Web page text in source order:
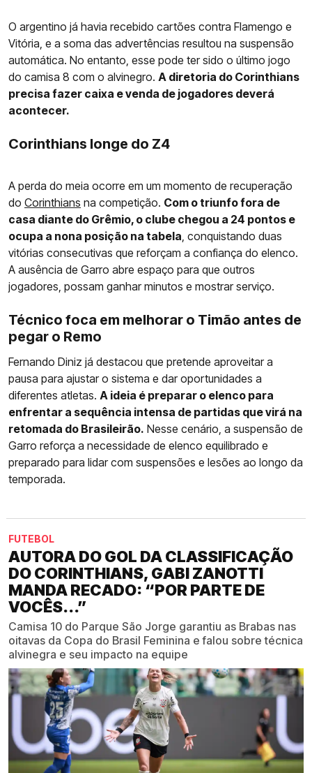
O argentino já havia recebido cartões contra Flamengo e
Vitória, e a soma das advertências resultou na suspensão
automática. No entanto, esse pode ter sido o último jogo
do camisa 8 com o alvinegro. A diretoria do Corinthians
precisa fazer caixa e venda de jogadores deverá
acontecer.
Corinthians longe do Z4
A perda do meia ocorre em um momento de recuperação
do Corinthians na competição. Com o triunfo fora de
casa diante do Grêmio, o clube chegou a 24 pontos e
ocupa a nona posição na tabela , conquistando duas
vitórias consecutivas que reforçam a confiança do elenco.
A ausência de Garro abre espaço para que outros
jogadores, possam ganhar minutos e mostrar serviço.
Técnico foca em melhorar o Timão antes de
pegar o Remo
Fernando Diniz já destacou que pretende aproveitar a
pausa para ajustar o sistema e dar oportunidades a
diferentes atletas. A ideia é preparar o elenco para
enfrentar a sequência intensa de partidas que virá na
retomada do Brasileirão. Nesse cenário, a suspensão de
Garro reforça a necessidade de elenco equilibrado e
preparado para lidar com suspensões e lesões ao longo da
temporada.
FUTEBOL
AUTORA DO GOL DA CLASSIFICAÇÃO
DO CORINTHIANS, GABI ZANOTTI
MANDA RECADO: “POR PARTE DE
VOCÊS...”
Camisa 10 do Parque São Jorge garantiu as Brabas nas
oitavas da Copa do Brasil Feminina e falou sobre técnica
alvinegra e seu impacto na equipe